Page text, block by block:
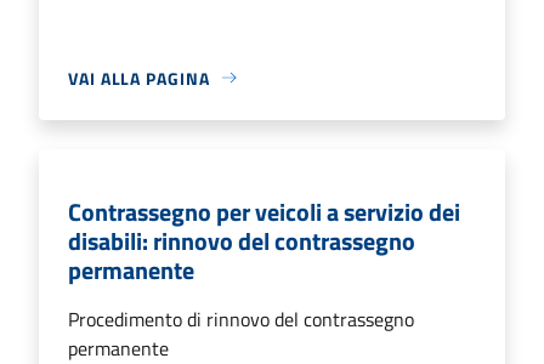
VAI ALLA PAGINA
Contrassegno per veicoli a servizio dei
disabili: rinnovo del contrassegno
permanente
Procedimento di rinnovo del contrassegno
permanente